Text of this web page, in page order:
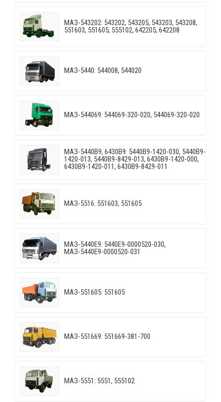
МАЗ-543202: 543202, 543205, 543203, 543208,
551603, 551605, 555102, 642205, 642208
МАЗ-5440: 544008, 544020
МАЗ-544069: 544069-320-020, 544069-320-020
МАЗ-5440B9, 6430B9: 5440B9-1420-030, 5440B9-
1420-013, 5440B9-8429-013, 6430B9-1420-000,
6430B9-1420-011, 6430B9-8429-011
МАЗ-5516: 551603, 551605
МАЗ-5440E9: 5440E9-0000520-030,
МАЗ-5440E9-0000520-031
МАЗ-551605: 551605
МАЗ-551669: 551669-381-700
МАЗ-5551: 5551, 555102